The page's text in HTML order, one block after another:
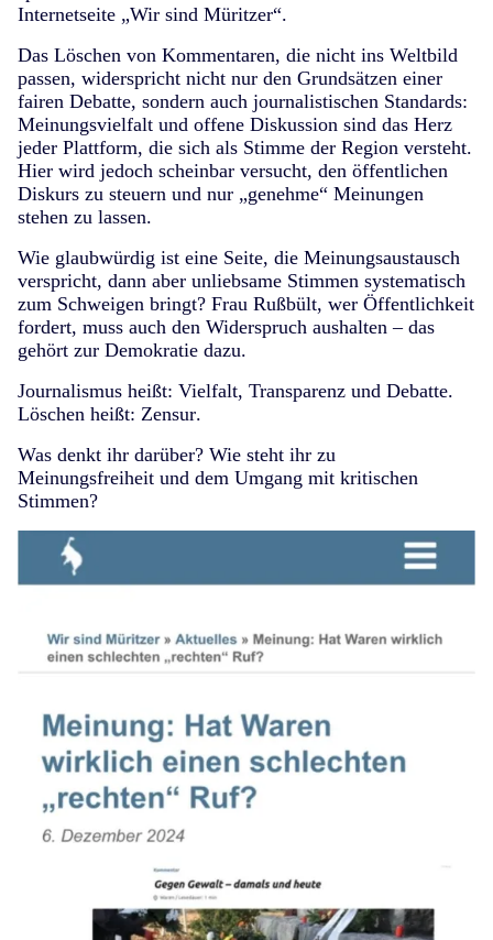
Internetseite „Wir sind Müritzer“.
Das Löschen von Kommentaren, die nicht ins Weltbild
passen, widerspricht nicht nur den Grundsätzen einer
fairen Debatte, sondern auch journalistischen Standards:
Meinungsvielfalt und offene Diskussion sind das Herz
jeder Plattform, die sich als Stimme der Region versteht.
Hier wird jedoch scheinbar versucht, den öffentlichen
Diskurs zu steuern und nur „genehme“ Meinungen
stehen zu lassen.
Wie glaubwürdig ist eine Seite, die Meinungsaustausch
verspricht, dann aber unliebsame Stimmen systematisch
zum Schweigen bringt? Frau Rußbült, wer Öffentlichkeit
fordert, muss auch den Widerspruch aushalten – das
gehört zur Demokratie dazu.
Journalismus heißt: Vielfalt, Transparenz und Debatte.
Löschen heißt: Zensur.
Was denkt ihr darüber? Wie steht ihr zu
Meinungsfreiheit und dem Umgang mit kritischen
Stimmen?